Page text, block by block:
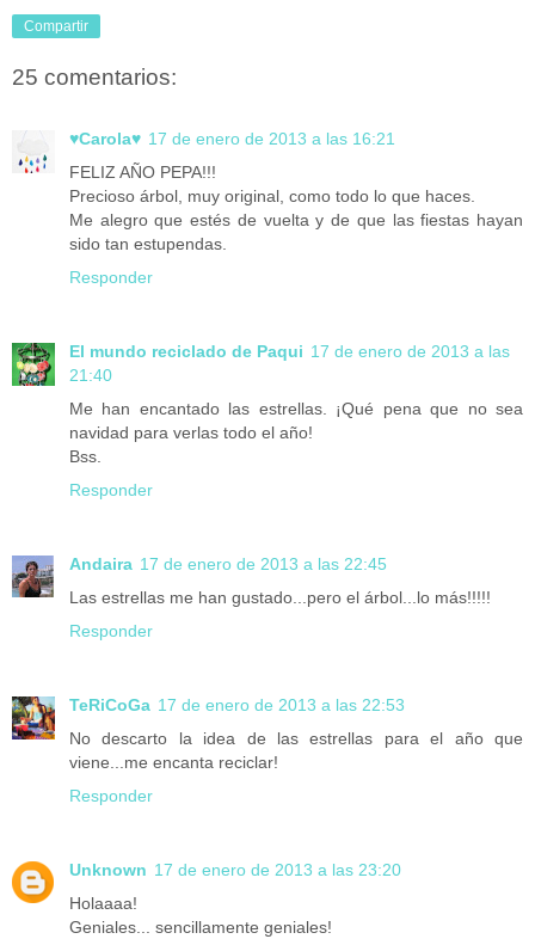
Compartir
25 comentarios:
♥Carola♥ 17 de enero de 2013 a las 16:21
FELIZ AÑO PEPA!!!
Precioso árbol, muy original, como todo lo que haces.
Me alegro que estés de vuelta y de que las fiestas hayan
sido tan estupendas.
Responder
El mundo reciclado de Paqui 17 de enero de 2013 a las
21:40
Me han encantado las estrellas. ¡Qué pena que no sea
navidad para verlas todo el año!
Bss.
Responder
Andaira 17 de enero de 2013 a las 22:45
Las estrellas me han gustado...pero el árbol...lo más!!!!!
Responder
TeRiCoGa 17 de enero de 2013 a las 22:53
No descarto la idea de las estrellas para el año que
viene...me encanta reciclar!
Responder
Unknown 17 de enero de 2013 a las 23:20
Holaaaa!
Geniales... sencillamente geniales!